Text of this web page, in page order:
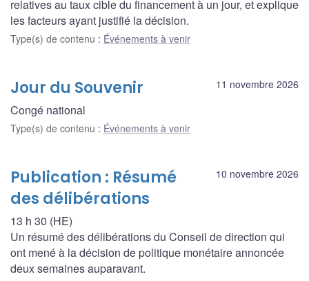
relatives au taux cible du financement à un jour, et explique
les facteurs ayant justifié la décision.
Type(s) de contenu : Événements à venir
11 novembre 2026
Jour du Souvenir
Congé national
Type(s) de contenu : Événements à venir
10 novembre 2026
Publication : Résumé
des délibérations
13 h 30 (HE)
Un résumé des délibérations du Conseil de direction qui
ont mené à la décision de politique monétaire annoncée
deux semaines auparavant.